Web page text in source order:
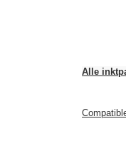
Alle